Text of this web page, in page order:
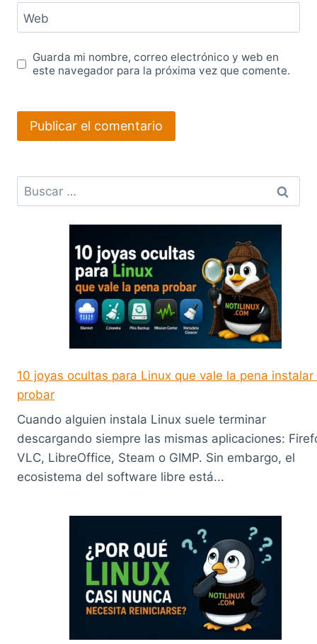
Web
Guarda mi nombre, correo electrónico y web en
este navegador para la próxima vez que comente.
Buscar:
10 joyas ocultas para Linux que vale la pena instalar
probar
Cuando alguien instala Linux suele terminar
descargando siempre las mismas aplicaciones:
VLC, LibreOffice, Steam o GIMP. Sin embargo, el
ecosistema del software libre está...